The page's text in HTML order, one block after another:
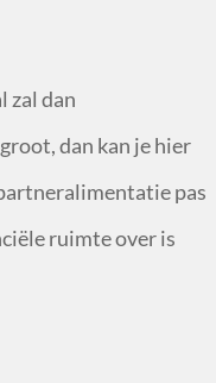
zal dan
dan kan je hier
pas
ruimte over is